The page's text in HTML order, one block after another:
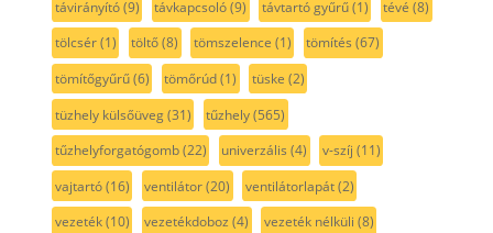
távirányító(9) távkapcsoló(9) távtartó gyűrű(1) tévé (8)
tölcsér(1) töltő(8) tömszelence (1) tömítés (67)
tömítőgyűrű(6) tömőrúd(1) tüske (2)
tüzhely külsőüveg(31) tűzhely(565)
tűzhelyforgatógomb(22) univerzális (4) v-szíj (11)
vajtartó(16) ventilátor(20) ventilátorlapát(2)
vezeték(10) vezetékdoboz (4) vezeték nélküli (8)